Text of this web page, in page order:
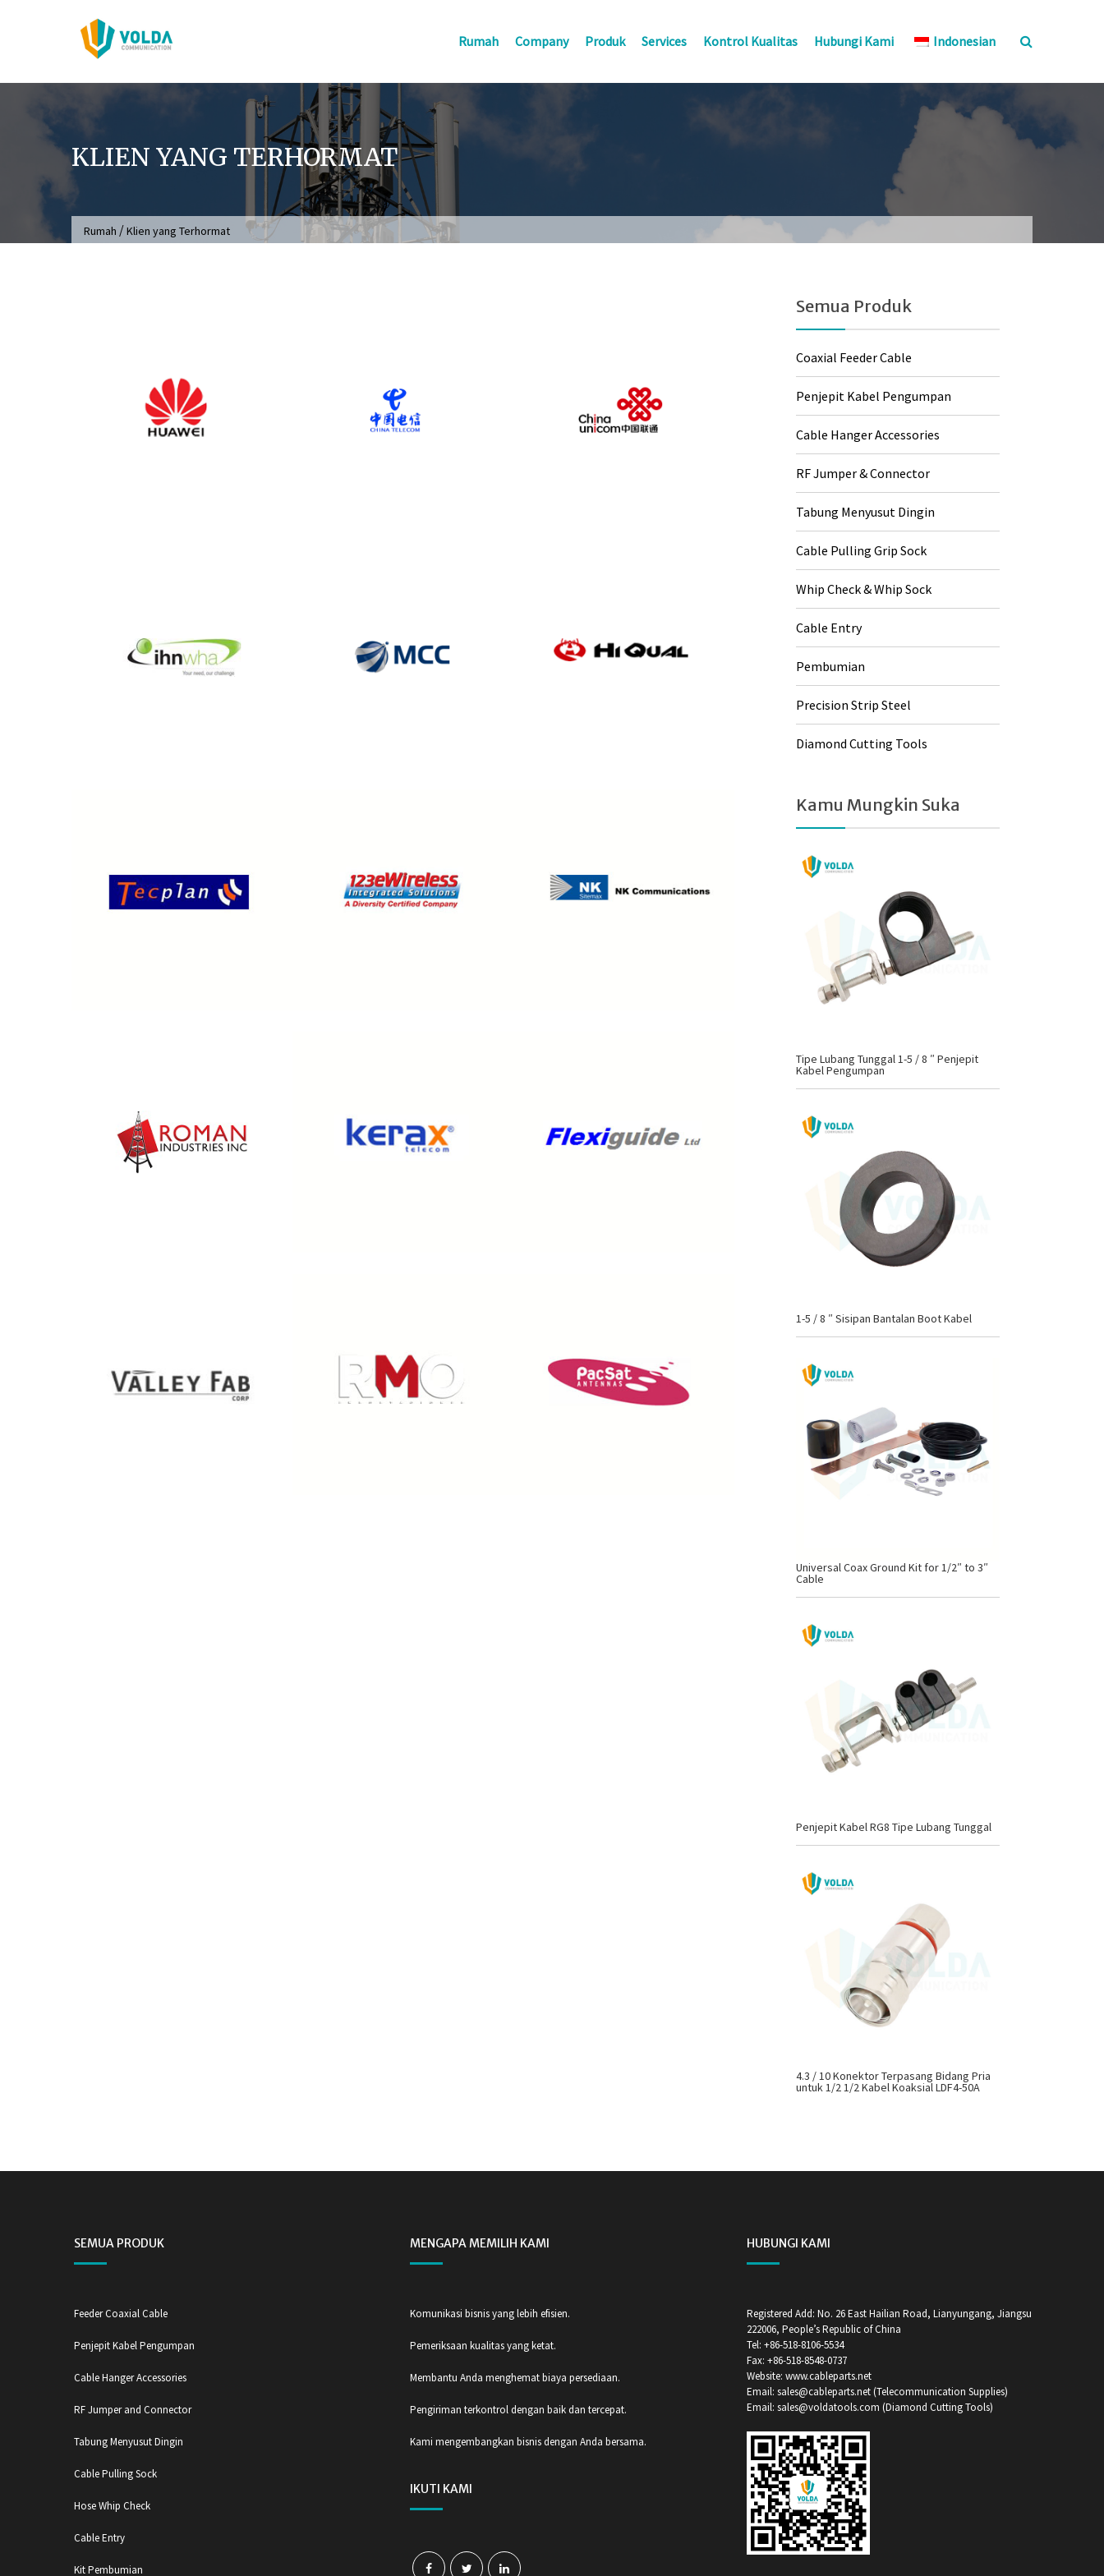
Rumah Company Produk Services Kontrol Kualitas Hubungi Kami Indonesian
KLIEN YANG TERHORMAT
Rumah /Klien yang Terhormat
Semua Produk
Coaxial Feeder Cable
Penjepit Kabel Pengumpan
Cable Hanger Accessories
RF Jumper & Connector
Tabung Menyusut Dingin
Cable Pulling Grip Sock
Whip Check & Whip Sock
Cable Entry
Pembumian
Precision Strip Steel
Diamond Cutting Tools
Kamu Mungkin Suka
Tipe Lubang Tunggal 1-5 / 8 ″ Penjepit
Kabel Pengumpan
1-5 / 8 ″ Sisipan Bantalan Boot Kabel
Universal Coax Ground Kit for 1/2″ to 3″
Cable
Penjepit Kabel RG8 Tipe Lubang Tunggal
4.3 / 10 Konektor Terpasang Bidang Pria
untuk 1/2 1/2 Kabel Koaksial LDF4-50A
SEMUA PRODUK
Feeder Coaxial Cable
Penjepit Kabel Pengumpan
Cable Hanger Accessories
RF Jumper and Connector
Tabung Menyusut Dingin
Cable Pulling Sock
Hose Whip Check
Cable Entry
Kit Pembumian
MENGAPA MEMILIH KAMI
Komunikasi bisnis yang lebih efisien.
Pemeriksaan kualitas yang ketat.
Membantu Anda menghemat biaya persediaan.
Pengiriman terkontrol dengan baik dan tercepat.
Kami mengembangkan bisnis dengan Anda bersama.
IKUTI KAMI
HUBUNGI KAMI
Registered Add: No. 26 East Hailian Road, Lianyungang, Jiangsu
222006, People’s Republic of China
Tel: +86-518-8106-5534
Fax: +86-518-8548-0737
Website: www.cableparts.net
Email: sales@cableparts.net (Telecommunication Supplies)
Email: sales@voldatools.com (Diamond Cutting Tools)